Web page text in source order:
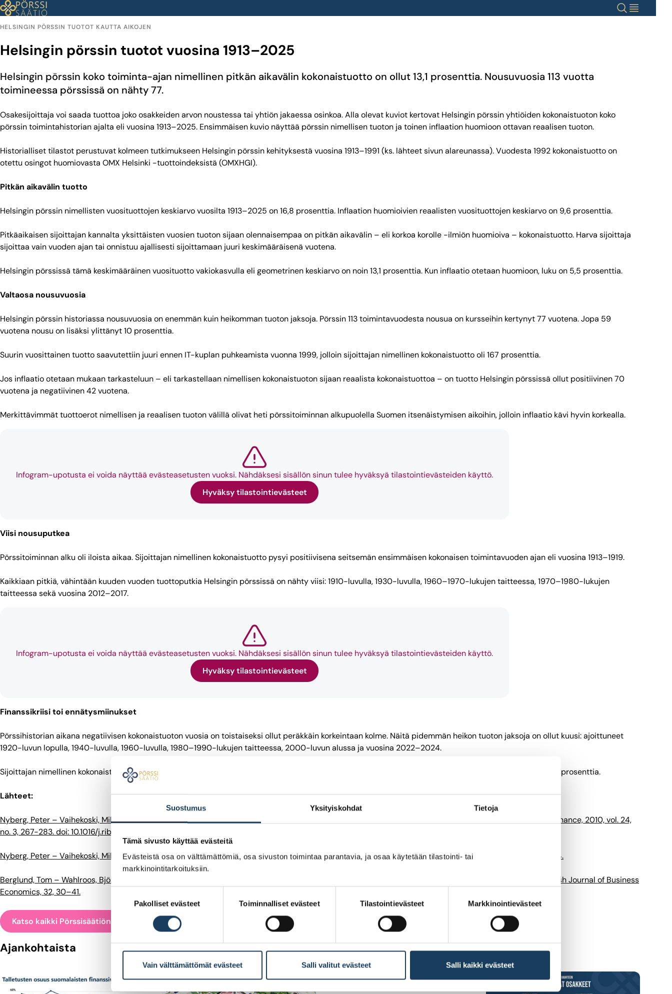
Suostumus Yksityiskohdat Tietoja
Tämä sivusto käyttää evästeitä
Evästeistä osa on välttämättömiä, osa sivuston toimintaa parantavia, ja osaa käytetään tilastointi- tai
markkinointitarkoituksiin.
Pakolliset evästeet Toiminnalliset evästeet Tilastointievästeet Markkinointievästeet
Vain välttämättömät evästeet Salli valitut evästeet Salli kaikki evästeet
Siirry
sisältöön
HakuValikko
HELSINGIN PÖRSSIN TUOTOT KAUTTA AIKOJEN
Helsingin pörssin tuotot vuosina 1913–2025
Helsingin pörssin koko toiminta-ajan nimellinen pitkän aikavälin kokonaistuotto on ollut 13,1 prosenttia. Nousuvuosia 113 vuotta
toimineessa pörssissä on nähty 77.
Osakesijoittaja voi saada tuottoa joko osakkeiden arvon noustessa tai yhtiön jakaessa osinkoa. Alla olevat kuviot kertovat Helsingin pörssin yhtiöiden kokonaistuoton koko
pörssin toimintahistorian ajalta eli vuosina 1913–2025. Ensimmäisen kuvio näyttää pörssin nimellisen tuoton ja toinen inflaation huomioon ottavan reaalisen tuoton.
Historialliset tilastot perustuvat kolmeen tutkimukseen Helsingin pörssin kehityksestä vuosina 1913–1991 (ks. lähteet sivun alareunassa). Vuodesta 1992 kokonaistuotto on
otettu osingot huomiovasta OMX Helsinki -tuottoindeksistä (OMXHGI).
Pitkän aikavälin tuotto
Helsingin pörssin nimellisten vuosituottojen keskiarvo vuosilta 1913–2025 on 16,8 prosenttia. Inflaation huomioivien reaalisten vuosituottojen keskiarvo on 9,6 prosenttia.
Pitkäaikaisen sijoittajan kannalta yksittäisten vuosien tuoton sijaan olennaisempaa on pitkän aikavälin – eli korkoa korolle -ilmiön huomioiva – kokonaistuotto. Harva sijoittaja
sijoittaa vain vuoden ajan tai onnistuu ajallisesti sijoittamaan juuri keskimääräisenä vuotena.
Helsingin pörssissä tämä keskimääräinen vuosituotto vakiokasvulla eli geometrinen keskiarvo on noin 13,1 prosenttia. Kun inflaatio otetaan huomioon, luku on 5,5 prosenttia.
Valtaosa nousuvuosia
Helsingin pörssin historiassa nousuvuosia on enemmän kuin heikomman tuoton jaksoja. Pörssin 113 toimintavuodesta nousua on kursseihin kertynyt 77 vuotena. Jopa 59
vuotena nousu on lisäksi ylittänyt 10 prosenttia.
Suurin vuosittainen tuotto saavutettiin juuri ennen IT-kuplan puhkeamista vuonna 1999, jolloin sijoittajan nimellinen kokonaistuotto oli 167 prosenttia.
Jos inflaatio otetaan mukaan tarkasteluun – eli tarkastellaan nimellisen kokonaistuoton sijaan reaalista kokonaistuottoa – on tuotto Helsingin pörssissä ollut positiivinen 70
vuotena ja negatiivinen 42 vuotena.
Merkittävimmät tuottoerot nimellisen ja reaalisen tuoton välillä olivat heti pörssitoiminnan alkupuolella Suomen itsenäistymisen aikoihin, jolloin inflaatio kävi hyvin korkealla.
Infogram-upotusta ei voida näyttää evästeasetusten vuoksi. Nähdäksesi sisällön sinun tulee hyväksyä tilastointievästeiden käyttö.
Hyväksy tilastointievästeet
Viisi nousuputkea
Pörssitoiminnan alku oli iloista aikaa. Sijoittajan nimellinen kokonaistuotto pysyi positiivisena seitsemän ensimmäisen kokonaisen toimintavuoden ajan eli vuosina 1913–1919.
Kaikkiaan pitkiä, vähintään kuuden vuoden tuottoputkia Helsingin pörssissä on nähty viisi: 1910-luvulla, 1930-luvulla, 1960–1970-lukujen taitteessa, 1970–1980-lukujen
taitteessa sekä vuosina 2012–2017.
Infogram-upotusta ei voida näyttää evästeasetusten vuoksi. Nähdäksesi sisällön sinun tulee hyväksyä tilastointievästeiden käyttö.
Hyväksy tilastointievästeet
Finanssikriisi toi ennätysmiinukset
Pörssihistorian aikana negatiivisen kokonaistuoton vuosia on toistaiseksi ollut peräkkäin korkeintaan kolme. Näitä pidemmän heikon tuoton jaksoja on ollut kuusi: ajoittuneet
1920-luvun lopulla, 1940-luvulla, 1960-luvulla, 1980–1990-lukujen taitteessa, 2000-luvun alussa ja vuosina 2022–2024.
Sijoittajan nimellinen kokonaistuotto on ollut negatiivinen 36 vuotena 112:sta. Heikoin kokonaistuotto oli finanssikriisin aikaan vuonna 2008, jolloin se oli -51 prosenttia.
Lähteet:
Nyberg, Peter – Vaihekoski, Mika (2010): “A new value-weighted total return index for the Finnish stock market”. Research in International Business and Finance, 2010, vol. 24,
no. 3, 267-283. doi: 10.1016/j.ribaf.2009.12.006
Nyberg, Peter – Vaihekoski, Mika (2014): ”Descriptive Analysis of the Finnish Stock Market: Part II”. Bank of Finland Research Discussion Papers No. 10/2014.
Berglund, Tom – Wahlroos, Björn – Grandell, Lars (1983) KOP:s och UNITAS’ generalindex för Helsingfors fondbörs i ljuset av ett nytt värdevägt index. Finnish Journal of Business
Economics, 32, 30–41.
Katso kaikki Pörssisäätiön tilastot
Ajankohtaista